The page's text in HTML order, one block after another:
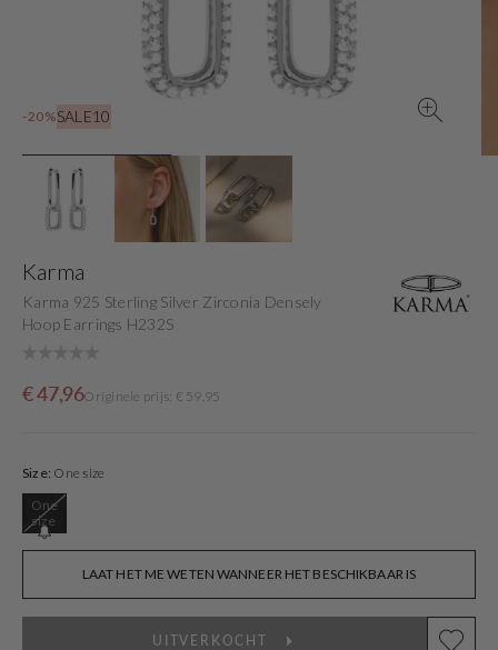
-20%SALE10
view
Karma
Karma 925 Sterling Silver Zirconia Densely
Hoop Earrings H232S
Sale
€ 47,96
OrigineleOriginele prijs: € 59,95
Size: One size
One
sizeVariant
sold
out
unavailableLAAT HET ME WETEN WANNEER HET BESCHIKBAAR IS
UITVERKOCHT